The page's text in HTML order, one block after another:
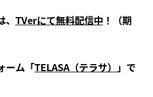
TVerにて無料配信中 ！（期
ーム「TELASA（テラサ） 」で